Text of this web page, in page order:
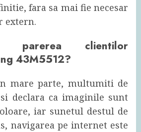
fara sa mai fie necesar
extern.
parerea clientilor
43M5512?
mare parte, multumiti de
declara ca imaginile sunt
iar sunetul destul de
navigarea pe internet este